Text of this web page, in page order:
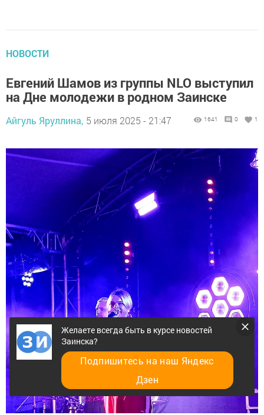
НОВОСТИ
Евгений Шамов из группы NLO выступил
на Дне молодежи в родном Заинске
Айгуль Яруллина, 5 июля 2025 - 21:47 1641 0 1
Желаете всегда быть в курсе новостей
Заинска?
Подпишитесь на наш Яндекс
Дзен